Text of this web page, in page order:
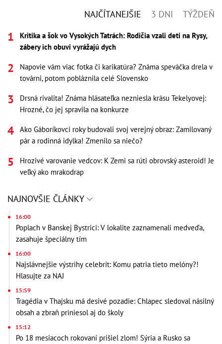
NAJČÍTANEJŠIE 3 DNI TÝŽDEŇ
Kritika a šok vo Vysokých Tatrách: Rodičia vzali deti na Rysy,
zábery ich obuvi vyrážajú dych
Napovie vám viac fotka či karikatúra? Známa speváčka drela v
továrni, potom pobláznila celé Slovensko
Drsná rivalita! Známa hlásateľka nezniesla krásu Tekelyovej:
Hrozné, čo jej spravila na konkurze
Ako Gáboríkovci roky budovali svoj verejný obraz: Zamilovaný
pár a rodinná idylka! Zmenilo sa niečo?
Hrozivé varovanie vedcov: K Zemi sa rúti obrovský asteroid! Je
veľký ako mrakodrap
NAJNOVŠIE ČLÁNKY
16:00
Poplach v Banskej Bystrici: V lokalite zaznamenali medveďa,
zasahuje špeciálny tím
16:00
Najslávnejšie výstrihy celebrít: Komu patria tieto melóny?!
Hlasujte za NAJ
15:59
Tragédia v Thajsku má desivé pozadie: Chlapec sledoval násilný
obsah a zbraň priniesol aj do školy
15:12
Po 18 mesiacoch rokovaní prišiel zlom! Sýria a Rusko sa